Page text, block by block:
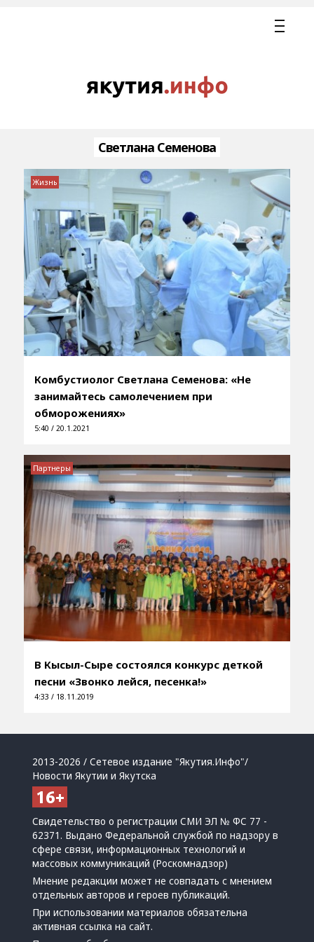
Светлана Семенова
Комбустиолог Светлана Семенова: «Не
занимайтесь самолечением при
обморожениях»
5:40 / 20.1.2021
Жизнь
В Кысыл-Сыре состоялся конкурс деткой
песни «Звонко лейся, песенка!»
4:33 / 18.11.2019
Партнеры
2013-2026 / Сетевое издание "Якутия.Инфо"/
Новости Якутии и Якутска
Свидетельство о регистрации СМИ ЭЛ № ФС 77 -
62371. Выдано Федеральной службой по надзору в
сфере связи, информационных технологий и
массовых коммуникаций (Роскомнадзор)
Мнение редакции может не совпадать с мнением
отдельных авторов и героев публикаций.
При использовании материалов обязательна
активная ссылка на сайт.